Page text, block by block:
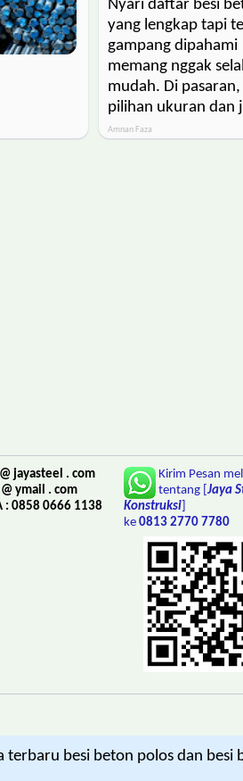
Nyari daftar besi
yang lengkap tapi
gampang dipahami
memang nggak
mudah. Di pasaran,
pilihan ukuran dan
Amnan Faza
jayasteel . com
ymail . com
: 0858 0666 1138
Kirim Pesan
tentang [Jaya
Konstruksi
ke0813 2770 7780
terbaru besi beton polos dan